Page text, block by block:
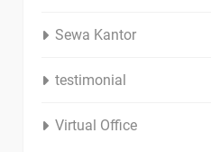
Sewa Kantor
testimonial
Virtual Office